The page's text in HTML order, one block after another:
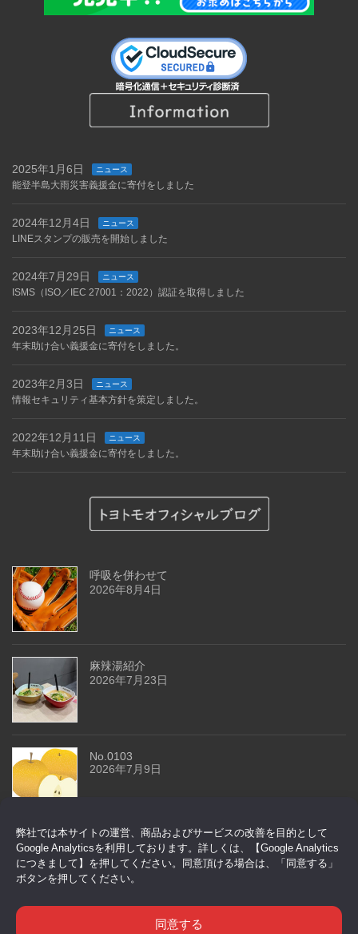
弊社では本サイトの運営、商品およびサービスの改善を目的として
Google Analyticsを利用しております。詳しくは、【Google Analytics
につきまして】を押してください。同意頂ける場合は、「同意する」
ボタンを押してください。
同意する
2025年1月6日 ニュース
能登半島大雨災害義援金に寄付をしました
2024年12月4日 ニュース
LINEスタンプの販売を開始しました
2024年7月29日 ニュース
ISMS（ISO／IEC 27001：2022）認証を取得しました
2023年12月25日 ニュース
年末助け合い義援金に寄付をしました。
2023年2月3日 ニュース
情報セキュリティ基本方針を策定しました。
2022年12月11日 ニュース
年末助け合い義援金に寄付をしました。
呼吸を併わせて
2026年8月4日
麻辣湯紹介
2026年7月23日
No.0103
2026年7月9日
今回はドアセンサーです
2026年6月29日